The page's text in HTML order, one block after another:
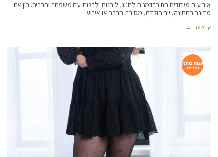
אירועים מיוחדים הם הזדמנות לחגוג, ליהנות ולבלות עם משפחה וחברים. בין אם
מדובר בחתונה, יום הולדת, מסיבת חברה או אירוע
קרא עוד ←
עצות מהמ
ומחים